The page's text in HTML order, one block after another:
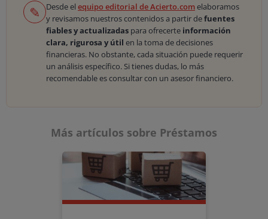
✎ Desde el equipo editorial de Acierto.comelaboramos
y revisamos nuestros contenidos a partir defuentes
fiables y actualizadas para ofrecerte información
clara, rigurosa y útil en la toma de decisiones
financieras. No obstante, cada situación puede requerir
un análisis específico. Si tienes dudas, lo más
recomendable es consultar con un asesor financiero.
Más artículos sobre Préstamos